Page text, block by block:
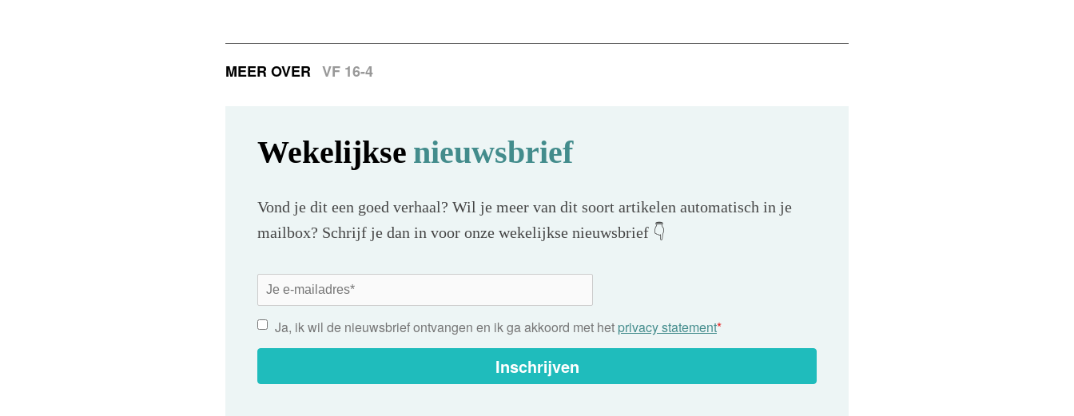
MEER OVER VF 16-4
Wekelijkse nieuwsbrief
Vond je dit een goed verhaal? Wil je meer van dit soort artikelen automatisch in je
mailbox? Schrijf je dan in voor onze wekelijkse nieuwsbrief 👇
Ja, ik wil de nieuwsbrief ontvangen en ik ga akkoord met het privacy statement*
Inschrijven